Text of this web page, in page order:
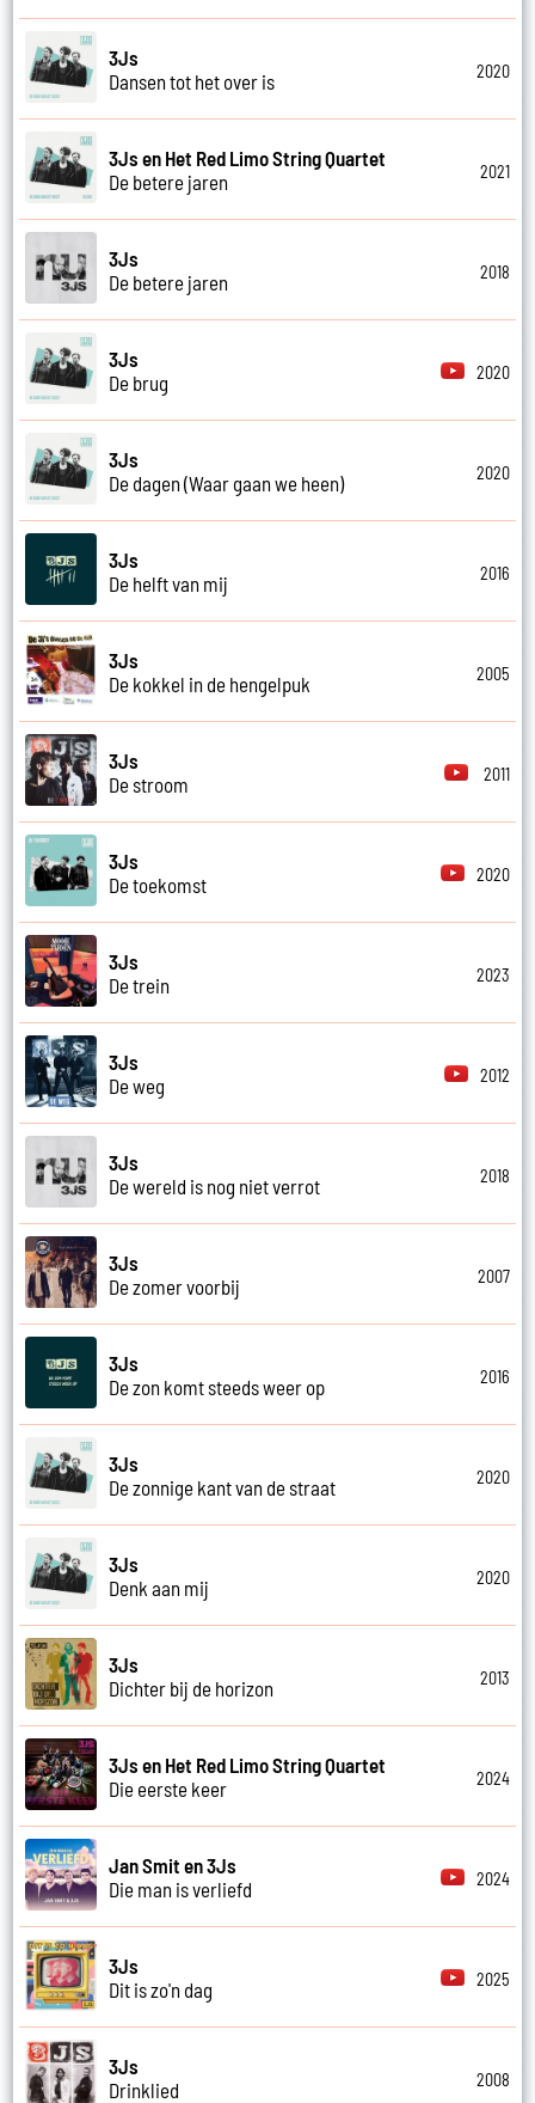
3Js
Dansen tot het over is
2020
3Js en Het Red Limo String Quartet
De betere jaren
2021
3Js
De betere jaren
2018
3Js
De brug
2020
3Js
De dagen (Waar gaan we heen)
2020
3Js
De helft van mij
2016
3Js
De kokkel in de hengelpuk
2005
3Js
De stroom
2011
3Js
De toekomst
2020
3Js
De trein
2023
3Js
De weg
2012
3Js
De wereld is nog niet verrot
2018
3Js
De zomer voorbij
2007
3Js
De zon komt steeds weer op
2016
3Js
De zonnige kant van de straat
2020
3Js
Denk aan mij
2020
3Js
Dichter bij de horizon
2013
3Js en Het Red Limo String Quartet
Die eerste keer
2024
Jan Smit en 3Js
Die man is verliefd
2024
3Js
Dit is zo'n dag
2025
3Js
Drinklied
2008